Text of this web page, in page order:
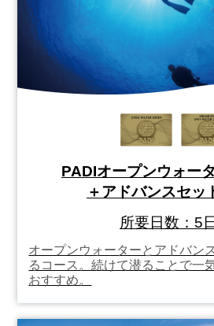
PADIオープンウォー
＋アドバンスセッ
所要日数：5
オープンウォーターとアドバン
るコース。続けて潜ることで一
おすすめ。